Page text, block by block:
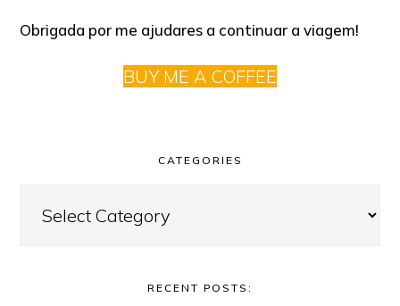
Obrigada por me ajudares a continuar a viagem!
BUY ME A COFFEE
CATEGORIES
RECENT POSTS: